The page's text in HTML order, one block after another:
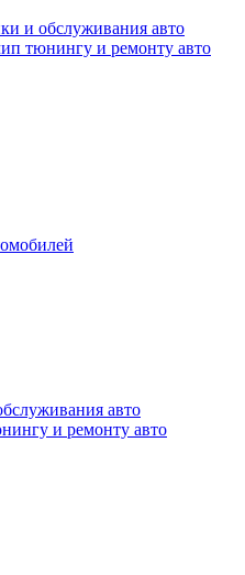
и обслуживания авто
тюнингу и ремонту авто
авто
и ремонту авто